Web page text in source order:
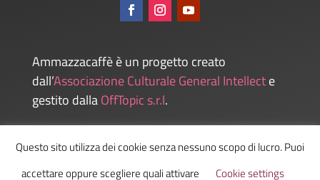
Ammazzacaffè è un progetto creato
dall’Associazione Culturale General Intellecte
gestito dallaOffTopic s.r.l.
Admin
Questo sito utilizza dei cookie senza nessuno scopo di lucro. Puoi
accettare oppure scegliere quali attivare
Cookie settings